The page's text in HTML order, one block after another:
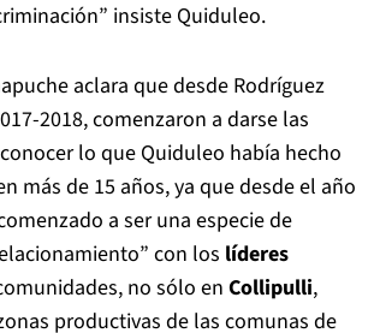
insiste Quiduleo.
aclara que desde Rodríguez
2018, comenzaron a darse las
lo que Quiduleo había hecho
más de 15 años, ya que desde el año
a ser una especie de
con los líderes
no sólo en Collipulli,
productivas de las comunas de